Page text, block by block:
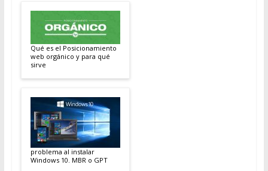
Qué es el Posicionamiento
web orgánico y para qué
sirve
problema al instalar
Windows 10. MBR o GPT